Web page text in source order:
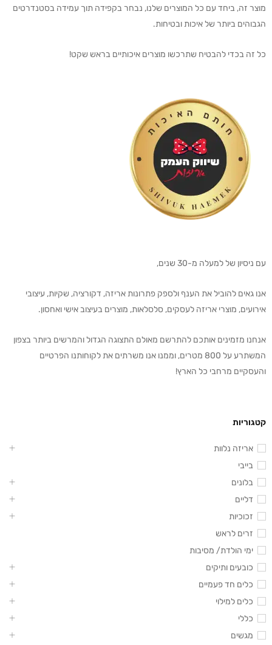
מוצר זה, ביחד עם כל המוצרים שלנו, נבחר בקפידה תוך עמידה בסטנדרטים
הגבוהים ביותר של איכות ובטיחות.
כל זה בכדי להבטיח שתרכשו מוצרים איכותיים בראש שקט!
עם ניסיון של למעלה מ-30 שנים,
אנו גאים להוביל את הענף ולספק פתרונות אריזה, דקורציה, שקיות, עיצובי
אירועים, מוצרי אריזה לעסקים, סלסלאות, מוצרים בעיצוב אישי ואחסון.
אנחנו מזמינים אותכם להתרשם מאולם התצוגה הגדול והמרשים ביותר בצפון
המשתרע על 800 מטרים, וממנו אנו משרתים את לקוחותנו הפרטיים
והעסקיים מרחבי כל הארץ!
קטגוריות
אריזה נלוות
בייבי
בלונים
דליים
זכוכיות
זרים לראש
ימי הולדת/ מסיבות
כובעים ותיקים
כלים חד פעמיים
כלים למילוי
כללי
מגשים